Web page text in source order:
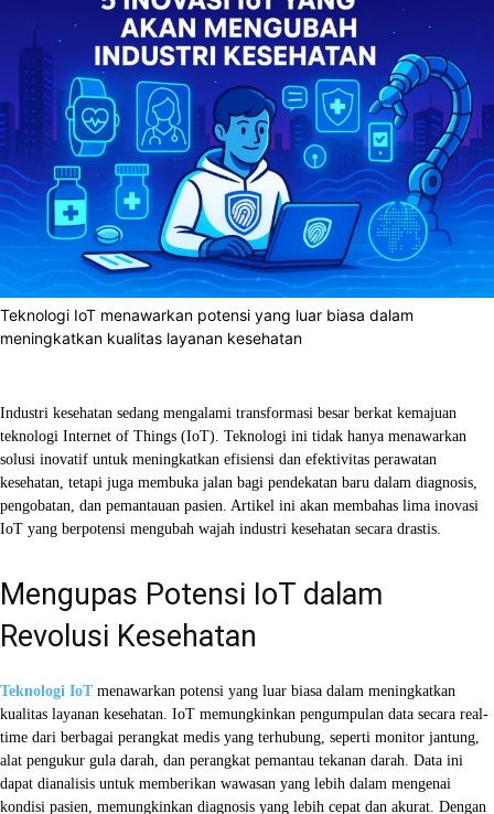
Teknologi IoT menawarkan potensi yang luar biasa dalam
meningkatkan kualitas layanan kesehatan
Industri kesehatan sedang mengalami transformasi besar berkat kemajuan
teknologi Internet of Things (IoT). Teknologi ini tidak hanya menawarkan
solusi inovatif untuk meningkatkan efisiensi dan efektivitas perawatan
kesehatan, tetapi juga membuka jalan bagi pendekatan baru dalam diagnosis,
pengobatan, dan pemantauan pasien. Artikel ini akan membahas lima inovasi
IoT yang berpotensi mengubah wajah industri kesehatan secara drastis.
Mengupas Potensi IoT dalam
Revolusi Kesehatan
Teknologi IoT menawarkan potensi yang luar biasa dalam meningkatkan
kualitas layanan kesehatan. IoT memungkinkan pengumpulan data secara real-
time dari berbagai perangkat medis yang terhubung, seperti monitor jantung,
alat pengukur gula darah, dan perangkat pemantau tekanan darah. Data ini
dapat dianalisis untuk memberikan wawasan yang lebih dalam mengenai
kondisi pasien, memungkinkan diagnosis yang lebih cepat dan akurat. Dengan